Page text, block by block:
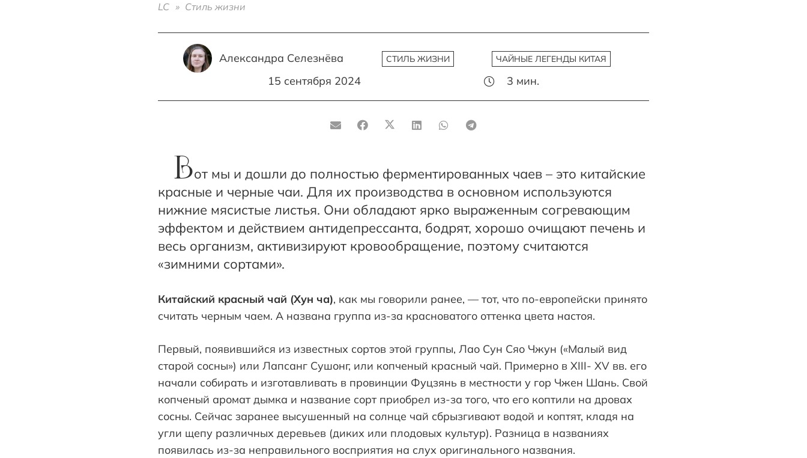
LC » Стиль жизни
Александра Селезнёва СТИЛЬ ЖИЗНИ ЧАЙНЫЕ ЛЕГЕНДЫ КИТАЯ
15 сентября 2024 3 мин.
Вот мы и дошли до полностью ферментированных чаев – это китайские
красные и черные чаи. Для их производства в основном используются
нижние мясистые листья. Они обладают ярко выраженным согревающим
эффектом и действием антидепрессанта, бодрят, хорошо очищают печень и
весь организм, активизируют кровообращение, поэтому считаются
«зимними сортами».
Китайский красный чай (Хун ча), как мы говорили ранее, –– тот, что по-европейски принято
считать черным чаем. А названа группа из-за красноватого оттенка цвета настоя.
Первый, появившийся из известных сортов этой группы, Лао Сун Сяо Чжун («Малый вид
старой сосны») или Лапсанг Сушонг, или копченый красный чай. Примерно в XIII- XV вв. его
начали собирать и изготавливать в провинции Фуцзянь в местности у гор Чжен Шань. Свой
копченый аромат дымка и название сорт приобрел из-за того, что его коптили на дровах
сосны. Сейчас заранее высушенный на солнце чай сбрызгивают водой и коптят, кладя на
угли щепу различных деревьев (диких или плодовых культур). Разница в названиях
появилась из-за неправильного восприятия на слух оригинального названия.